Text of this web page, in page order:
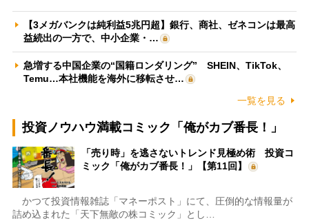
【3メガバンクは純利益5兆円超】銀行、商社、ゼネコンは最高
益続出の一方で、中小企業・…
急増する中国企業の“国籍ロンダリング” SHEIN、TikTok、
Temu…本社機能を海外に移転させ…
一覧を見る
投資ノウハウ満載コミック「俺がカブ番長！」
「売り時」を逃さないトレンド見極め術 投資コ
ミック「俺がカブ番長！」【第11回】
かつて投資情報雑誌「マネーポスト」にて、圧倒的な情報量が
詰め込まれた「天下無敵の株コミック」とし…